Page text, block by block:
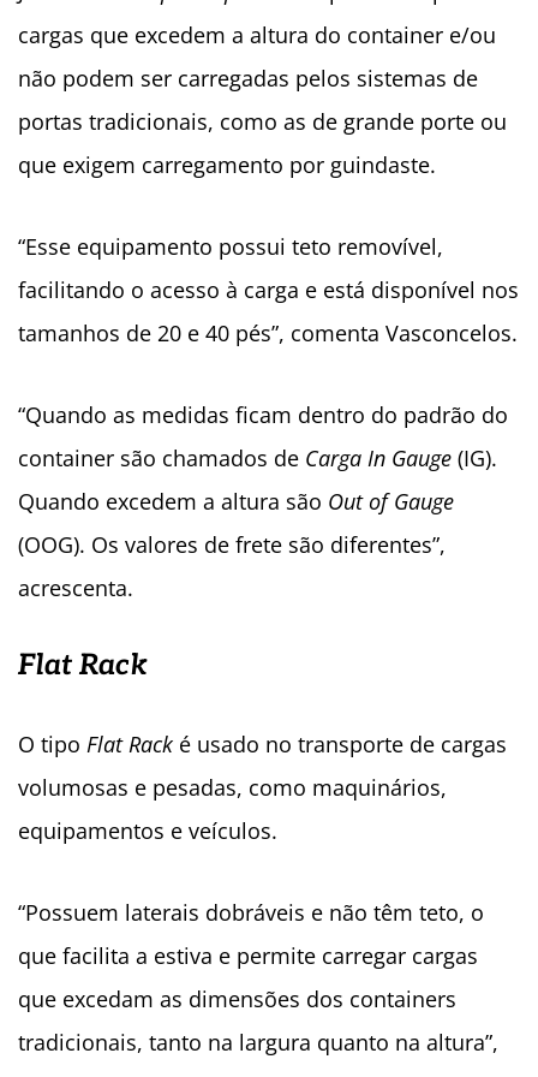
cargas que excedem a altura do container e/ou
não podem ser carregadas pelos sistemas de
portas tradicionais, como as de grande porte ou
que exigem carregamento por guindaste.
“Esse equipamento possui teto removível,
facilitando o acesso à carga e está disponível nos
tamanhos de 20 e 40 pés”, comenta Vasconcelos.
“Quando as medidas ficam dentro do padrão do
container são chamados de Carga In Gauge (IG).
Quando excedem a altura são Out of Gauge
(OOG). Os valores de frete são diferentes”,
acrescenta.
Flat Rack
O tipo Flat Rack é usado no transporte de cargas
volumosas e pesadas, como maquinários,
equipamentos e veículos.
“Possuem laterais dobráveis e não têm teto, o
que facilita a estiva e permite carregar cargas
que excedam as dimensões dos containers
tradicionais, tanto na largura quanto na altura”,